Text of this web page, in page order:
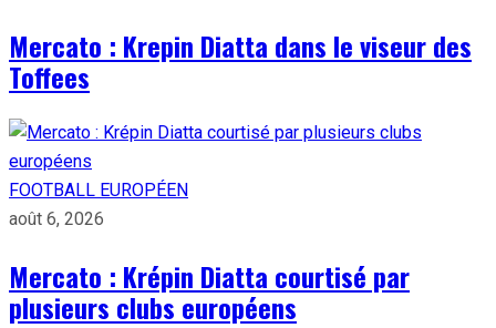
Mercato : Krepin Diatta dans le viseur des
Toffees
FOOTBALL EUROPÉEN
août 6, 2026
Mercato : Krépin Diatta courtisé par
plusieurs clubs européens